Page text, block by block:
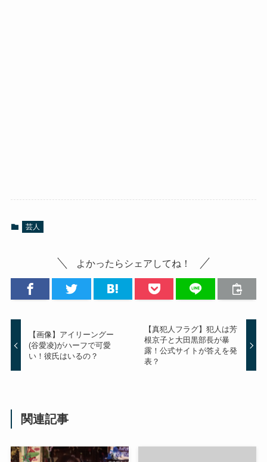
芸人
よかったらシェアしてね！
【画像】アイリーングー
(谷愛凌)がハーフで可愛
い！彼氏はいるの？
【真犯人フラグ】犯人は芳
根京子と大田黒部長が暴
露！公式サイトが答えを発
表？
関連記事